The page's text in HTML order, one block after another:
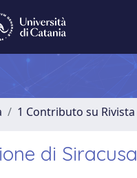
1 Contributo su Rivista
di Siracusa